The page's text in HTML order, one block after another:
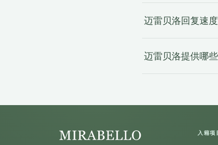
迈雷贝洛回复速
迈雷贝洛提供哪
入籍项